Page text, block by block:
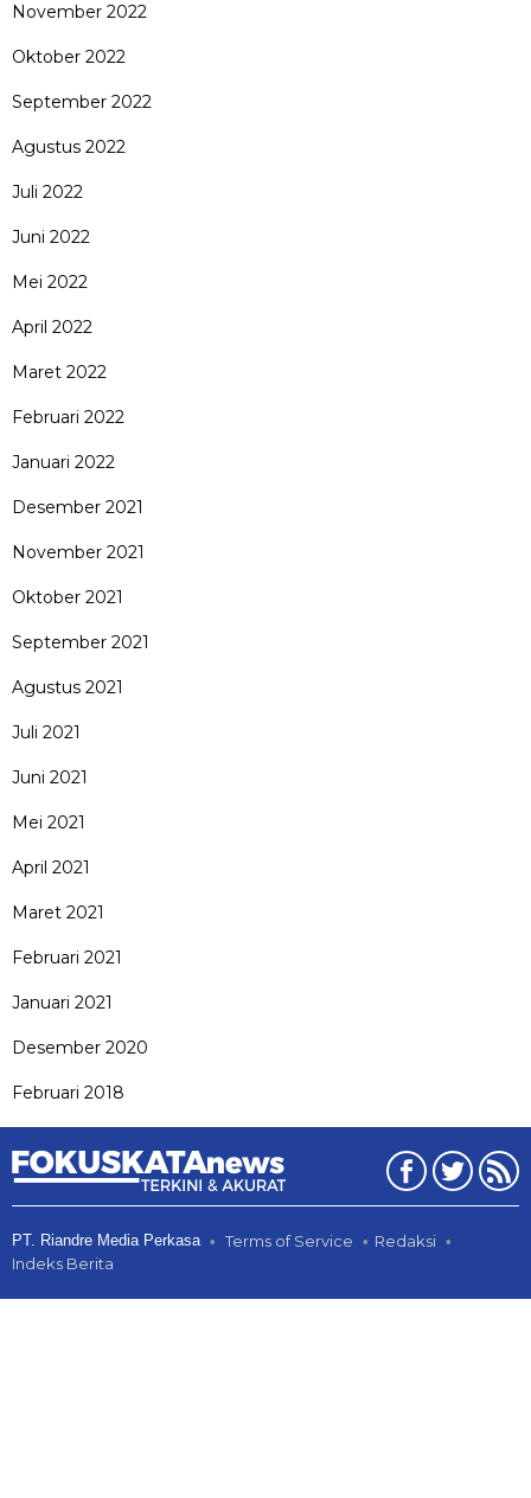
November 2022
Oktober 2022
September 2022
Agustus 2022
Juli 2022
Juni 2022
Mei 2022
April 2022
Maret 2022
Februari 2022
Januari 2022
Desember 2021
November 2021
Oktober 2021
September 2021
Agustus 2021
Juli 2021
Juni 2021
Mei 2021
April 2021
Maret 2021
Februari 2021
Januari 2021
Desember 2020
Februari 2018
PT. Riandre Media Perkasa Terms of Service
Redaksi
Indeks Berita